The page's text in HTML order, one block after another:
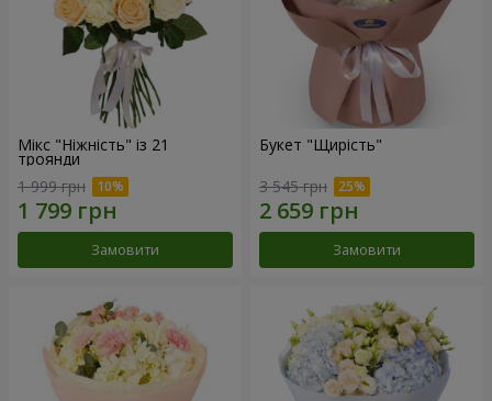
Мікс "Ніжність" із 21
троянди
1 999 грн
Замовити
Букет "Щирість"
3 545 грн
Замовити